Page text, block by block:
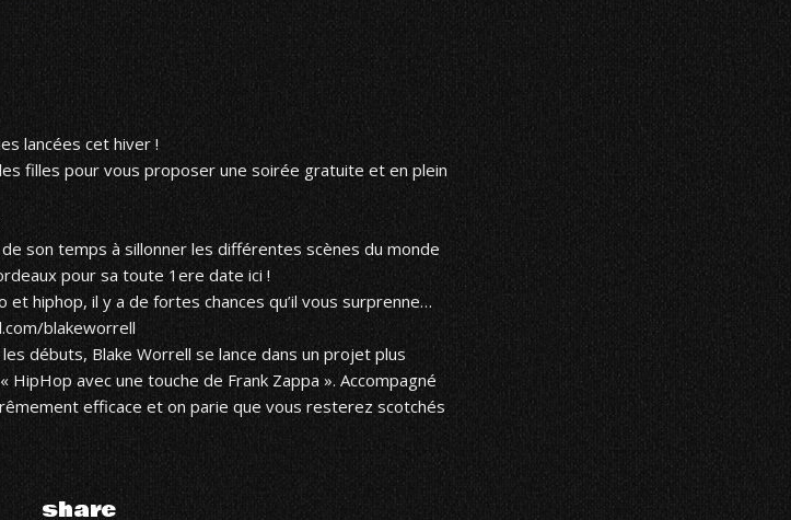
lancées cet hiver !
filles pour vous proposer une soirée gratuite et en plein
son temps à sillonner les différentes scènes du monde
pour sa toute 1ere date ici !
hiphop, il y a de fortes chances qu’il vous surprenne…
blakeworrell
débuts, Blake Worrell se lance dans un projet plus
avec une touche de Frank Zappa ». Accompagné
efficace et on parie que vous resterez scotchés
share